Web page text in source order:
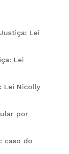
Lei
Lei
Lei Nicolly
por
caso do